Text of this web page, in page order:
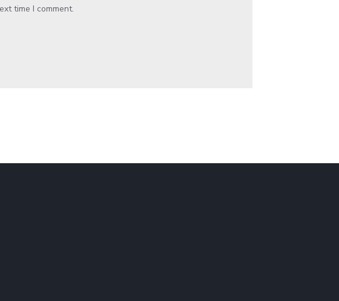
time I comment.